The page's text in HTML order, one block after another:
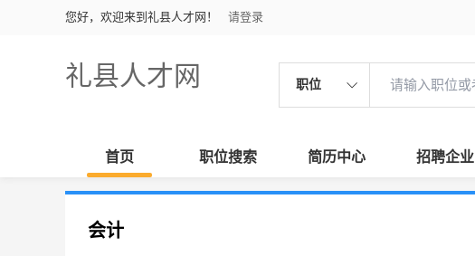
您好，欢迎来到礼县人才网！ 请登录
礼县人才网 职位
首页 职位搜索 简历中心 招聘企业
会计